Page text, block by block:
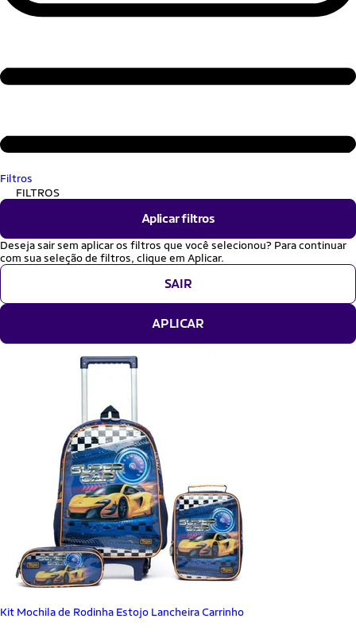
Filtros
FILTROS
Aplicar filtros
Deseja sair sem aplicar os filtros que você selecionou? Para continuar
com sua seleção de filtros, clique em Aplicar.
SAIR
APLICAR
Kit Mochila de Rodinha Estojo Lancheira Carrinho